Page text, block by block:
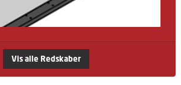
Vis alle Redskaber